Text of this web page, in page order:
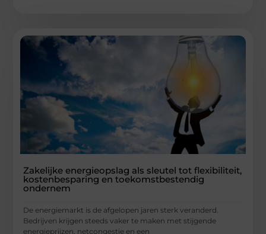
Zakelijke energieopslag als sleutel tot flexibiliteit,
kostenbesparing en toekomstbestendig
ondernem
De energiemarkt is de afgelopen jaren sterk veranderd.
Bedrijven krijgen steeds vaker te maken met stijgende
energieprijzen, netcongestie en een